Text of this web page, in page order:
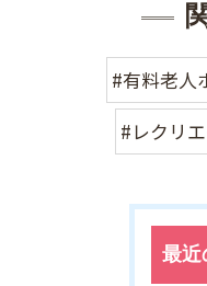
#有料老人
#レクリ
最近